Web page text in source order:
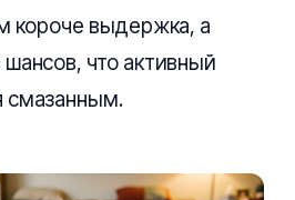
короче выдержка, а
что активный
смазанным.